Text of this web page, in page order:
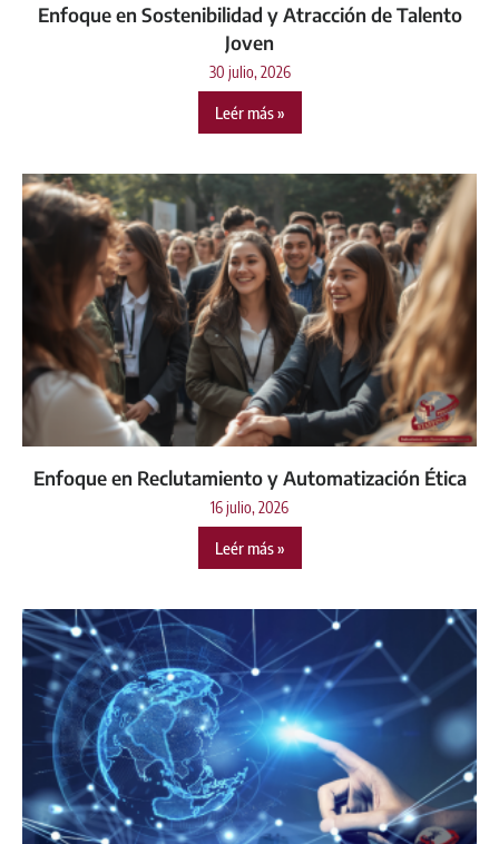
Enfoque en Sostenibilidad y Atracción de Talento
Joven
30 julio, 2026
Leér más »
Enfoque en Reclutamiento y Automatización Ética
16 julio, 2026
Leér más »